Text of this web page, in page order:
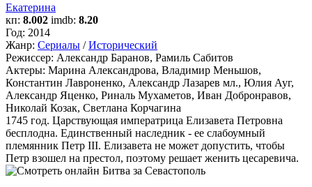
Екатерина
кп: 8.002 imdb: 8.20
Год: 2014
Жанр: Сериалы /Исторический
Режиссер: Александр Баранов, Рамиль Сабитов
Актеры: Марина Александрова, Владимир Меньшов,
Константин Лавроненко, Александр Лазарев мл., Юлия Ауг,
Александр Яценко, Риналь Мухаметов, Иван Добронравов,
Николай Козак, Светлана Корчагина
1745 год. Царствующая императрица Елизавета Петровна
бесплодна. Единственный наследник - ее слабоумный
племянник Петр III. Елизавета не может допустить, чтобы
Петр взошел на престол, поэтому решает женить цесаревича.